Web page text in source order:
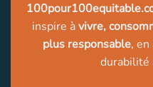
inspire àvivre,
plus responsable,
durabilité